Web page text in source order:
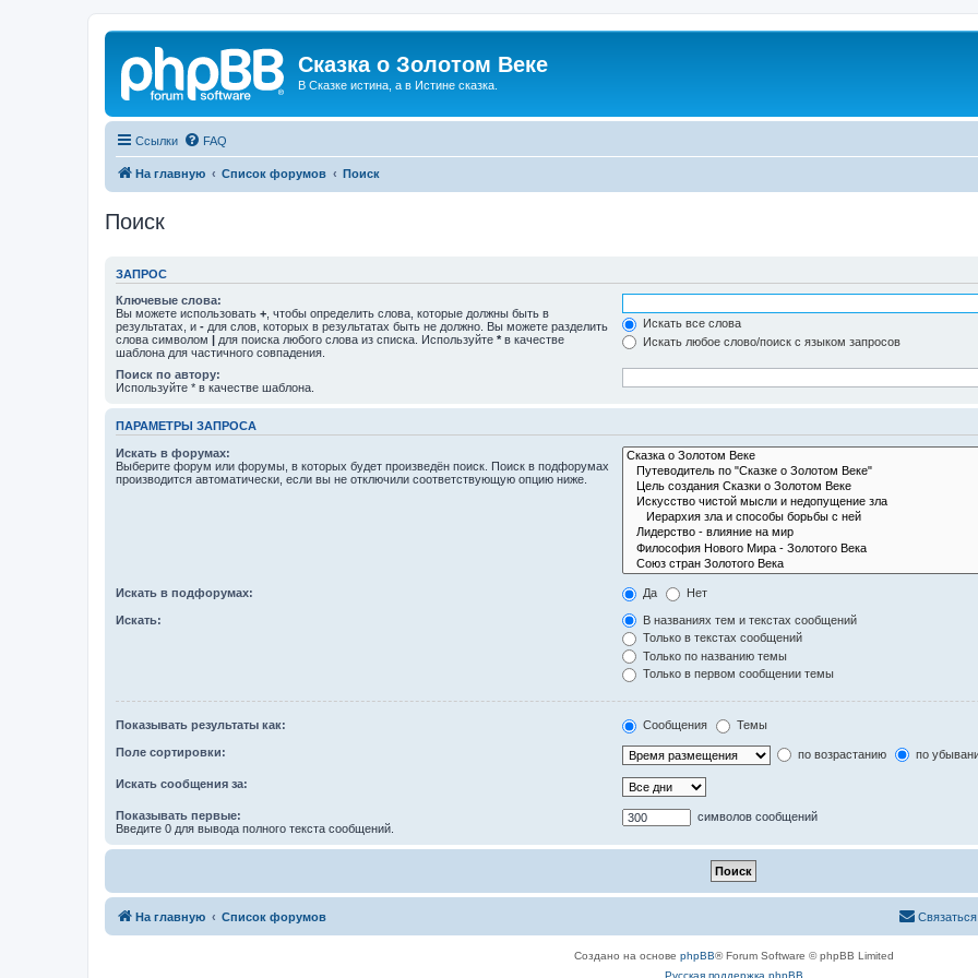
Сказка о Золотом Веке
В Сказке истина, а в Истине сказка.
Ссылки FAQ
На главную Список форумов Поиск
Поиск
ЗАПРОС
Ключевые слова:
Вы можете использовать + , чтобы определить слова, которые должны быть в
результатах, и - для слов, которых в результатах быть не должно. Вы можете разделить
слова символом | для поиска любого слова из списка. Используйте * в качестве
шаблона для частичного совпадения.
Искать все слова
Искать любое слово/поиск с языком запросов
Поиск по автору:
Используйте * в качестве шаблона.
ПАРАМЕТРЫ ЗАПРОСА
Искать в форумах:
Выберите форум или форумы, в которых будет произведён поиск. Поиск в подфорумах
производится автоматически, если вы не отключили соответствующую опцию ниже.
Искать в подфорумах: Да Нет
Искать:
В названиях тем и текстах сообщений
Только в текстах сообщений
Только по названию темы
Только в первом сообщении темы
Показывать результаты как: Сообщения Темы
Поле сортировки: по возрастанию по
Искать сообщения за:
Показывать первые:
Введите 0 для вывода полного текста сообщений.
символов сообщений
На главную Список форумов
Создано на основе phpBB® Forum Software © phpBB Limited
Русская поддержка phpBB